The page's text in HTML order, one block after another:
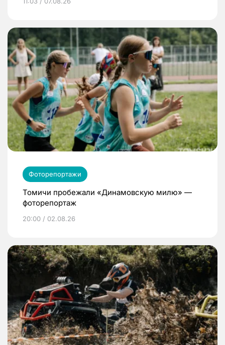
Фоторепортажи
Томичи пробежали «Динамовскую милю» —
фоторепортаж
20:00 / 02.08.26